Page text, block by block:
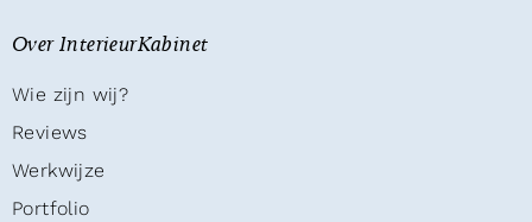
Over InterieurKabinet
Wie zijn wij?
Reviews
Werkwijze
Portfolio